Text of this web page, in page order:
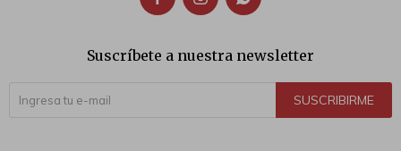
Suscríbete a nuestra newsletter
SUSCRIBIRME